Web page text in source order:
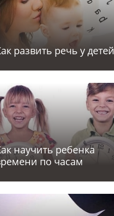
развить речь у детей
научить ребенка
по часам